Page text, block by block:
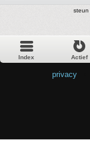
steun
Index Actief
privacy